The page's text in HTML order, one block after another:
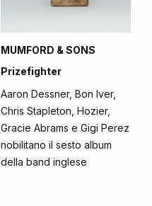
MUMFORD & SONS
Prizefighter
Aaron Dessner, Bon Iver,
Chris Stapleton, Hozier,
Gracie Abrams e Gigi Perez
nobilitano il sesto album
della band inglese